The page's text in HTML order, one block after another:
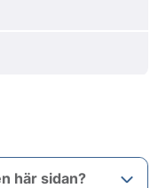
här sidan?